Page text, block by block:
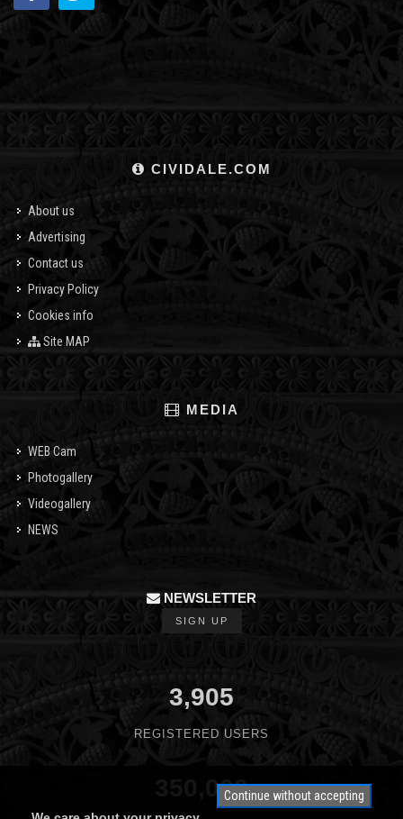
CIVIDALE.COM
About us
Advertising
Contact us
Privacy Policy
Cookies info
Site MAP
MEDIA
WEB Cam
Photogallery
Videogallery
NEWS
NEWSLETTER
SIGN UP
3,905
REGISTERED USERS
350,000Continue without accepting